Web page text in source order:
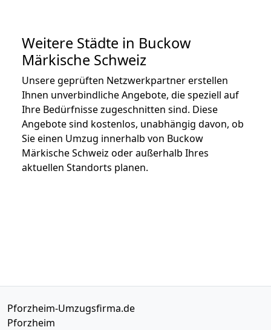
Weitere Städte in Buckow
Märkische Schweiz
Unsere geprüften Netzwerkpartner erstellen
Ihnen unverbindliche Angebote, die speziell auf
Ihre Bedürfnisse zugeschnitten sind. Diese
Angebote sind kostenlos, unabhängig davon, ob
Sie einen Umzug innerhalb von Buckow
Märkische Schweiz oder außerhalb Ihres
aktuellen Standorts planen.
Pforzheim-Umzugsfirma.de
Pforzheim